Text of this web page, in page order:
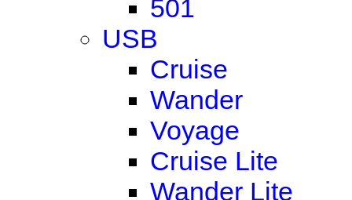
501
USB
Cruise
Wander
Voyage
Cruise Lite
Wander Lite